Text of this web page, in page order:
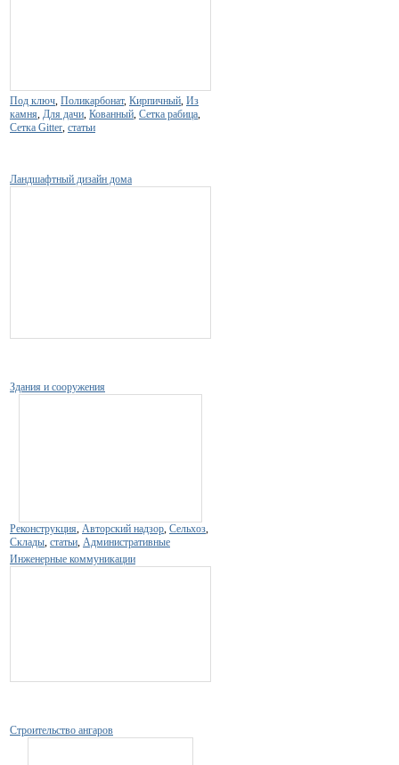
Под ключ, Поликарбонат, Кирпичный, Из
камня, Для дачи, Кованный, Сетка рабица,
Сетка Gitter, статьи
Ландшафтный дизайн дома
Здания и сооружения
Реконструкция, Авторский надзор, Сельхоз,
Склады, статьи, Административные
Инженерные коммуникации
Строительство ангаров